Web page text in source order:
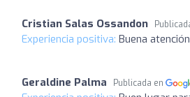
Cristian Salas Ossandon
Experiencia positiva: Buena
Geraldine Palma Publicada en